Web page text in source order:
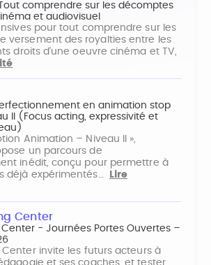
comprendre sur les décomptes
et audiovisuel
pour tout comprendre sur les
versement des royalties entre les
droits d'une oeuvre cinéma et TV,
en animation stop
II (Focus acting, expressivité et
Animation – Niveau II »,
un parcours de
inédit, conçu pour permettre à
déjà expérimentés…
Lire
Center
- Journées Portes Ouvertes –
invite les futurs acteurs à
et ses coaches, et tester